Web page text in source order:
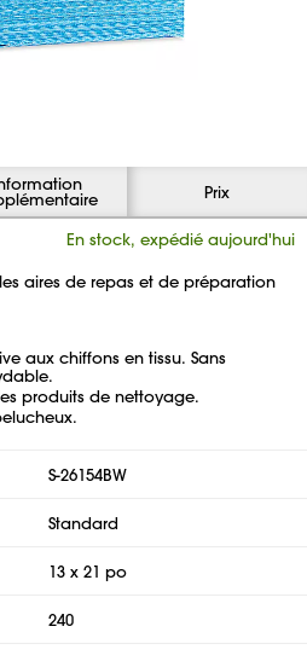
Prix
En stock, expédié aujourd'hui
aires de repas et de préparation
aux chiffons en tissu. Sans
produits de nettoyage.
S-26154BW
Standard
13 x 21 po
240